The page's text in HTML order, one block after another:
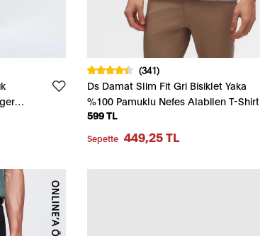
(341)
Ds Damat Slim Fit Gri Bisiklet Yaka
%100 Pamuklu Nefes Alabilen T-Shirt
599 TL
Sepette 449,25 TL